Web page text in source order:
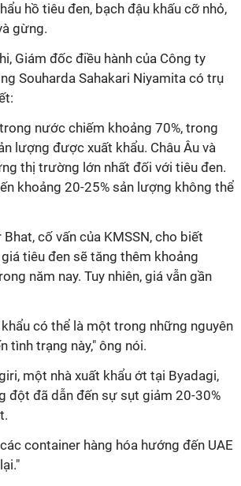
hồ tiêu đen, bạch đậu khấu cỡ nhỏ,
gừng.
Giám đốc điều hành của Công ty
Souharda Sahakari Niyamita có trụ
nước chiếm khoảng 70%, trong
lượng được xuất khẩu. Châu Âu và
thị trường lớn nhất đối với tiêu đen.
khoảng 20-25% sản lượng không thể
cố vấn của KMSSN, cho biết
tiêu đen sẽ tăng thêm khoảng
năm nay. Tuy nhiên, giá vẫn gần
có thể là một trong những nguyên
tình trạng này," ông nói.
một nhà xuất khẩu ớt tại Byadagi,
đột đã dẫn đến sự sụt giảm 20-30%
container hàng hóa hướng đến UAE